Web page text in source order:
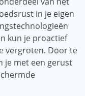
in je eigen
kun je proactief
vergroten. Door te
je met een gerust